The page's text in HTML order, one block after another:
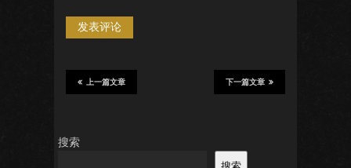
下一篇文章
上一篇文章
搜索